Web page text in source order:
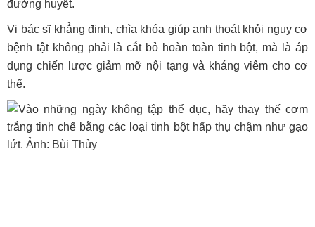
đường huyết.
Vị bác sĩ khẳng định, chìa khóa giúp anh thoát khỏi nguy cơ
bệnh tật không phải là cắt bỏ hoàn toàn tinh bột, mà là áp
dụng chiến lược giảm mỡ nội tạng và kháng viêm cho cơ
thể.